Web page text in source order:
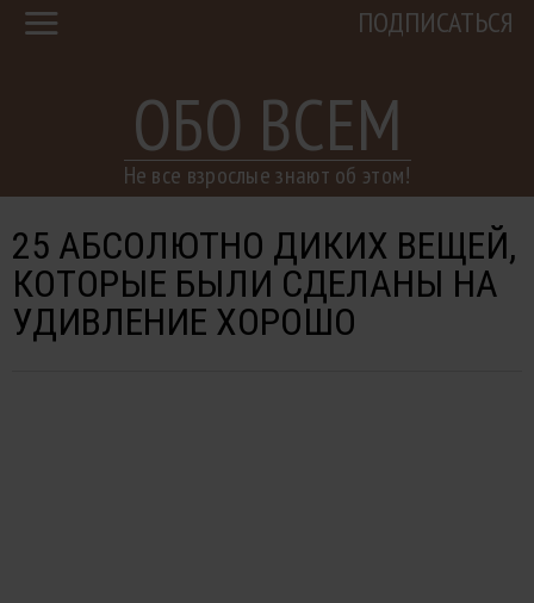
ОБО ВСЕМ
Не все взрослые знают об этом!
ПОДПИСАТЬСЯ
25 АБСОЛЮТНО ДИКИХ ВЕЩЕЙ,
КОТОРЫЕ БЫЛИ СДЕЛАНЫ НА
УДИВЛЕНИЕ ХОРОШО